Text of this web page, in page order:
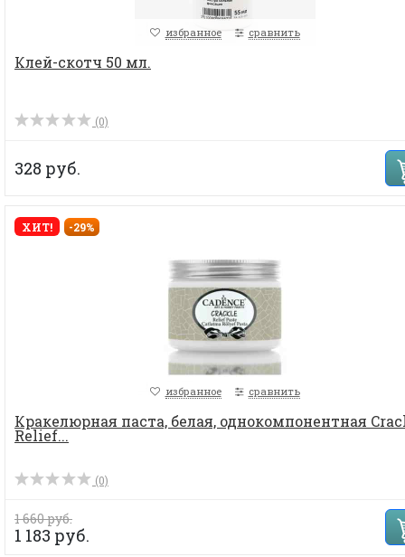
избранное сравнить
Клей-скотч 50 мл.
(0)
328 руб.
ХИТ! -29%
избранное сравнить
Кракелюрная паста, белая, однокомпонентная
Relief...
(0)
1 660 руб.
1 183 руб.